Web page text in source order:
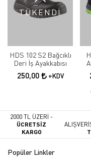
TÜKENDİ
HDS 102 S2 Bağcıklı
Deri İş Ayakkabısı
250,00 +KDV
2000 TL ÜZERİ -
ÜCRETSİZ
KARGO
Popüler Linkler